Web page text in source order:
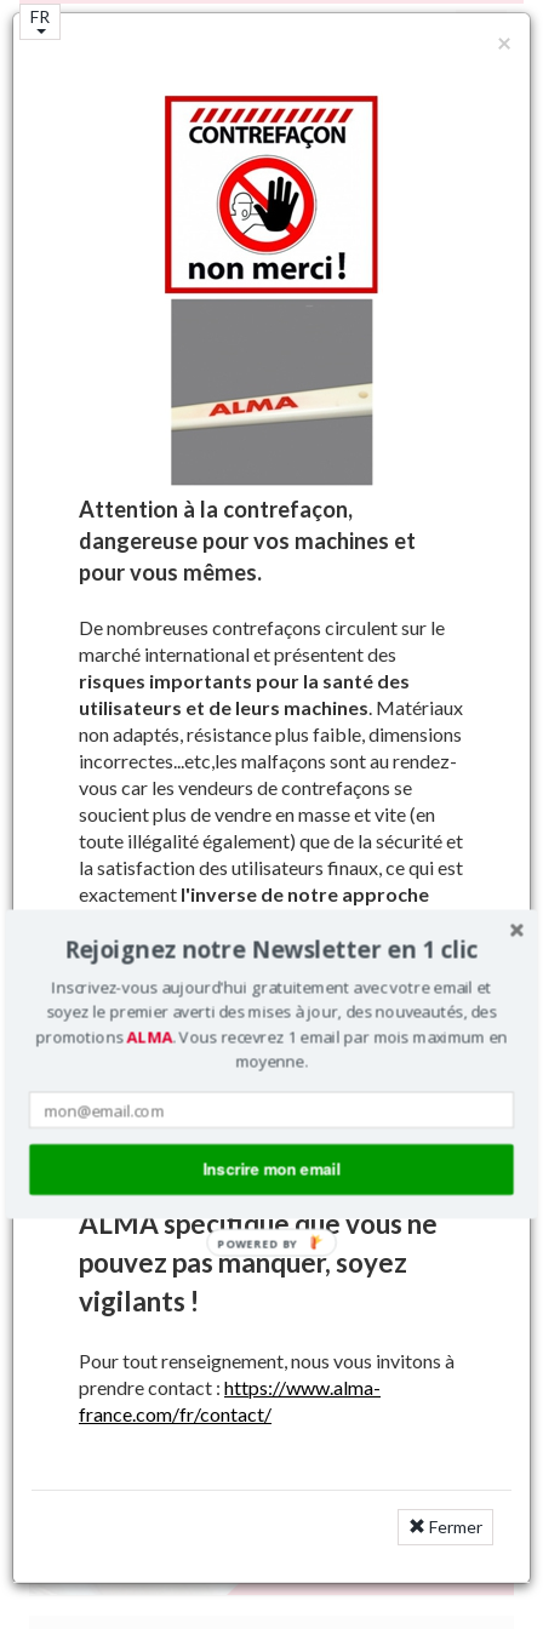
FR
N°1 mondial de la machine à vendanger
autotractée.
×
Attention à la contrefaçon,
dangereuse pour vos machines et
pour vous mêmes.
De nombreuses contrefaçons circulent sur le
marché international et présentent des
risques importants pour la santé des
utilisateurs et de leurs machines. Matériaux
non adaptés, résistance plus faible, dimensions
incorrectes...etc,les malfaçons sont au rendez-
vous car les vendeurs de contrefaçons se
soucient plus de vendre en masse et vite (en
toute illégalité également) que de la sécurité et
la satisfaction des utilisateurs finaux, ce qui est
exactement l'inverse de notre approche
constructeur sont conseillées car elles
sont sécurisées, plus solides et surtout
adaptées à 100% à leur utilisation
Pour information, les
secoueurs, bras de commande
et godets ont un marquage
ALMA spécifique que vous ne
pouvez pas manquer, soyez
vigilants !
Pour tout renseignement, nous vous invitons à
prendre contact : https://www.alma-
france.com/fr/contact/
Fermer
Boutique
Pièces machines à vendanger
Transport vendange
Chaînes palettes
Chaîne nue
d'origine ALMA
Aucun produit
Précisez le numéro de série de votre
Dans le cadre de
notre démarche qualité, nous vous
garantissons la compatibilité des pièces
commandées grâce au numéro de sériede votre
machine à vendanger.
Où trouver votre numéro de série ?
Ref 070195 : Chaîne inox 19,05 courte
palette
Prix : 265.13 € HT
Pour machines types : T
Recherches pièces et accessoires
Vous ne trouvez pas une référence ?
<<<
Rejoignez notre Newsletter en 1 clic
Inscrivez-vous aujourd'hui gratuitement avec votre email et
soyez le premier averti des mises à jour, des nouveautés, des
promotionsALMA. Vous recevrez 1 email par mois maximum en
moyenne.
Inscrire mon email
POWERED BY